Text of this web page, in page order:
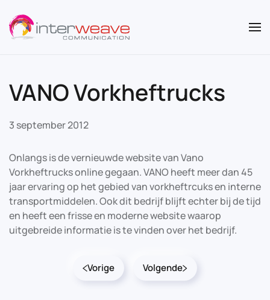
Overslaan en naar de inhoud gaan
VANO Vorkheftrucks
3 september 2012
Onlangs is de vernieuwde website van Vano
Vorkheftrucks online gegaan. VANO heeft meer dan 45
jaar ervaring op het gebied van vorkheftrcuks en interne
transportmiddelen. Ook dit bedrijf blijft echter bij de tijd
en heeft een frisse en moderne website waarop
uitgebreide informatie is te vinden over het bedrijf.
Vorige Volgende